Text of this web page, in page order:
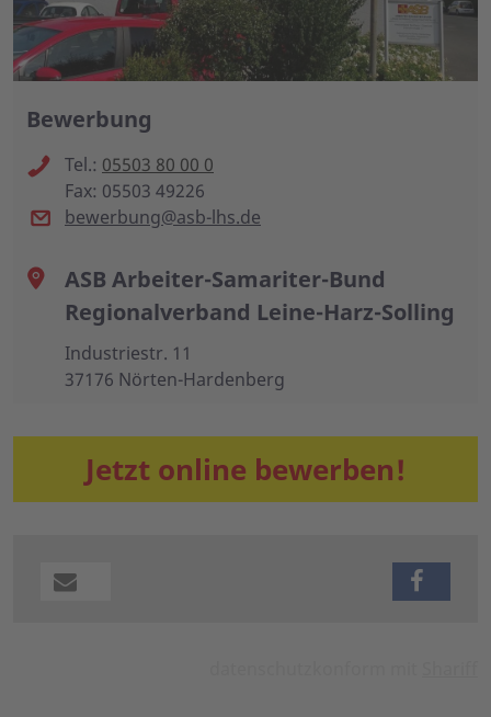
Bewerbung
Tel.: 05503 80 00 0
Fax: 05503 49226
bewerbung@asb-lhs.de
ASB Arbeiter-Samariter-Bund
Regionalverband Leine-Harz-Solling
Industriestr. 11
37176 Nörten-Hardenberg
Jetzt online bewerben!